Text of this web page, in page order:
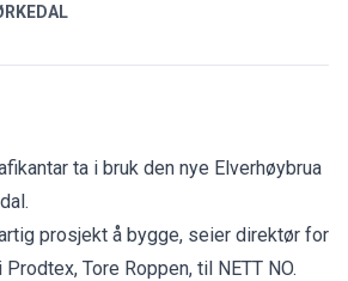
ta i bruk den nye Elverhøybrua
prosjekt å bygge, seier direktør for
Tore Roppen, til NETT NO.